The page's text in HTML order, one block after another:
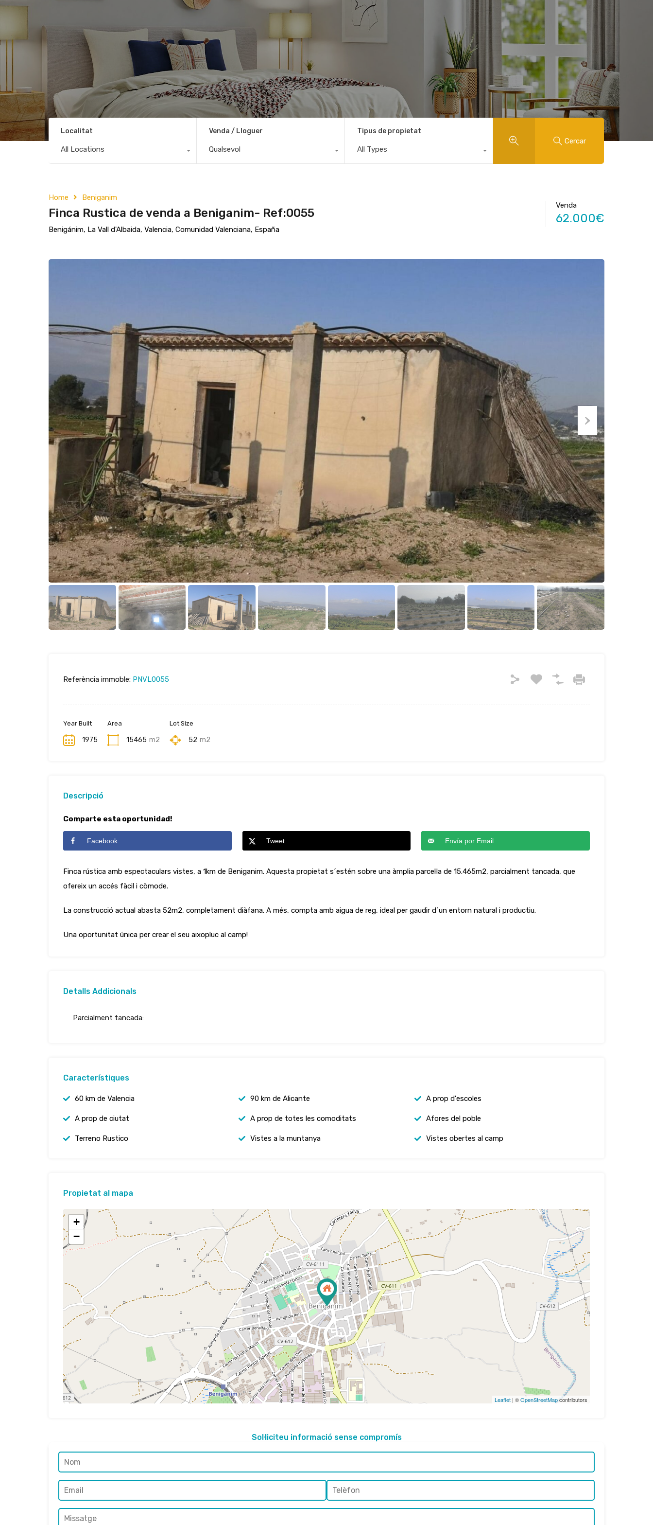
Localitat
All Locations
Venda / Lloguer
Qualsevol
Tipus de propietat
All Types
Cercar
Home Beniganim
Finca Rustica de venda a Beniganim- Ref:0055
Benigánim, La Vall d'Albaida, Valencia, Comunidad Valenciana, España
Venda
62.000€
Referència immoble: PNVL0055
Year Built
1975
Area
15465 m2
Lot Size
52 m2
Descripció
Comparte esta oportunidad!
Facebook Tweet Envía por Email
Finca rústica amb espectaculars vistes, a 1km de Beniganim. Aquesta propietat s´estén sobre una àmplia parcel·la de 15.465m2, parcialment tancada, que
ofereix un accés fàcil i còmode.
La construcció actual abasta 52m2, completament diàfana. A més, compta amb aigua de reg, ideal per gaudir d´un entorn natural i productiu.
Una oportunitat única per crear el seu aixopluc al camp!
Detalls Addicionals
Parcialment tancada:
Característiques
60 km de Valencia 90 km de Alicante A prop d'escoles
A prop de ciutat A prop de totes les comoditats Afores del poble
Terreno Rustico Vistes a la muntanya Vistes obertes al camp
Propietat al mapa
+
−
Leaflet | ©OpenStreetMapcontributors
Sol·liciteu informació sense compromís